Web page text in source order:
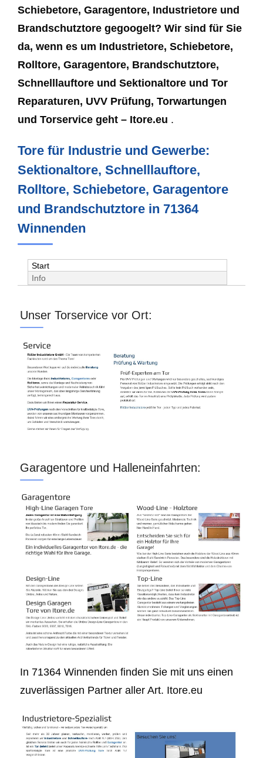
Schiebetore, Garagentore, Industrietore und
Brandschutztore gegoogelt? Wir sind für Sie
da, wenn es um Industrietore, Schiebetore,
Rolltore, Garagentore, Brandschutztore,
Schnelllauftore und Sektionaltore und Tor
Reparaturen, UVV Prüfung, Torwartungen
und Torservice geht – Itore.eu .
Tore für Industrie und Gewerbe:
Sektionaltore, Schnelllauftore,
Rolltore, Schiebetore, Garagentore
und Brandschutztore in 71364
Winnenden
Start
Info
Unser Torservice vor Ort:
Garagentore und Halleneinfahrten:
In 71364 Winnenden finden Sie mit uns einen
zuverlässigen Partner aller Art. Itore.eu